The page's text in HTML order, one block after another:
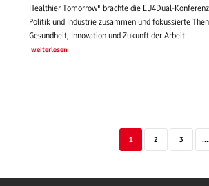
Healthier Tomorrow" brachte die EU4Dual-
Politik und Industrie zusammen und fokussierte
Gesundheit, Innovation und Zukunft der Arbeit.
weiterlesen
1 2 3